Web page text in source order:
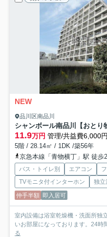
NEW
品川区南品川
11.9万円 管理/共益費6,000円
5階 / 28.14㎡ / 1DK /築56年
京急本線「青物横丁」駅 徒歩
バス・トイレ別 エアコン
TVモニタ付インターホン
独立
仲手半額 即入居可
室内設備は浴室乾燥機・洗面所独
いお部屋になっております。24時
る